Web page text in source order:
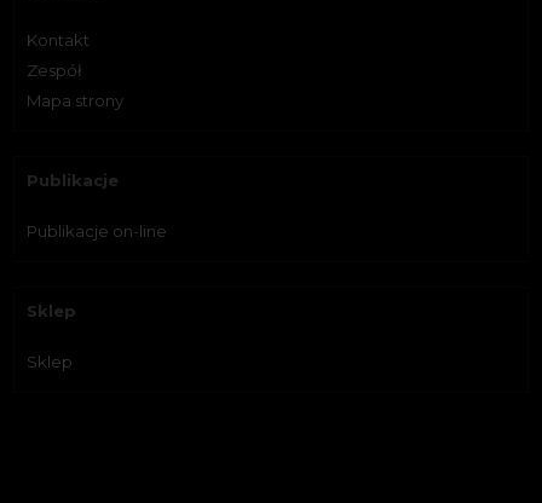
Kontakt
Zespół
Mapa strony
Publikacje
Publikacje on-line
Sklep
Sklep